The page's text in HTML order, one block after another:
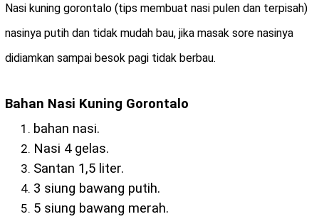
Nasi kuning gorontalo (tips membuat nasi pulen dan terpisah)
nasinya putih dan tidak mudah bau, jika masak sore nasinya
didiamkan sampai besok pagi tidak berbau.
Bahan Nasi Kuning Gorontalo
bahan nasi.
Nasi 4 gelas.
Santan 1,5 liter.
3 siung bawang putih.
5 siung bawang merah.